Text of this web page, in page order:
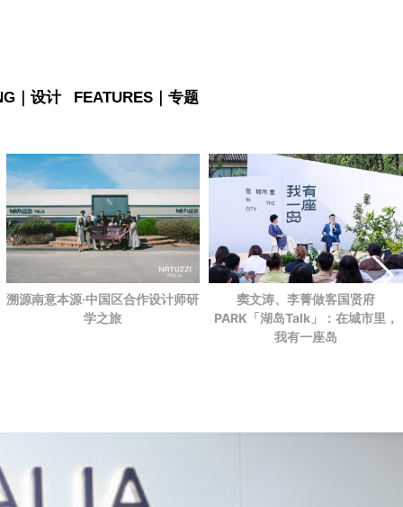
｜设计 FEATURES｜专题
溯源南意本源·中国区合作设计师研
学之旅
窦文涛、李菁做客国贤府
PARK 「湖岛Talk」：在城市里，
我有一座岛